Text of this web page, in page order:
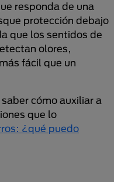
responda de una
protección debajo
que los sentidos de
olores,
fácil que un
cómo auxiliar a
que lo
¿qué puedo